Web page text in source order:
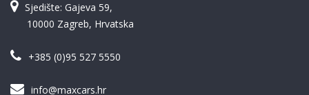
Sjedište: Gajeva 59,
10000 Zagreb, Hrvatska
+385 (0)95 527 5550
info@maxcars.hr